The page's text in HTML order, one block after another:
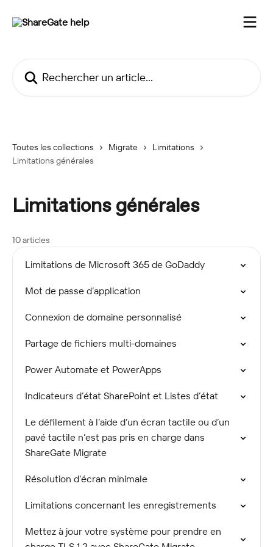
Toutes les collections Migrate
Limitations
Limitations générales
Limitations générales
10 articles
Limitations de Microsoft 365 de GoDaddy
Mot de passe d’application
Connexion de domaine personnalisé
Partage de fichiers multi-domaines
Power Automate et PowerApps
Indicateurs d’état SharePoint et Listes d’état
Le défilement à l’aide d’un écran tactile ou d’un
pavé tactile n’est pas pris en charge dans
ShareGate Migrate
Résolution d’écran minimale
Limitations concernant les enregistrements
Mettez à jour votre système pour prendre en